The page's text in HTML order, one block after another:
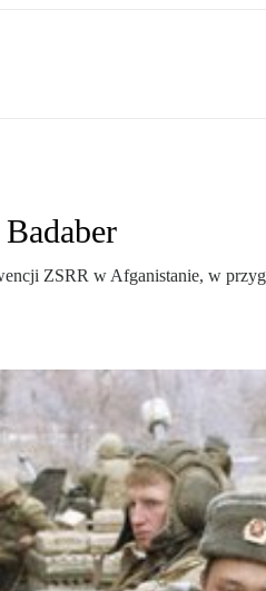
ZSRR w Afganistanie, w